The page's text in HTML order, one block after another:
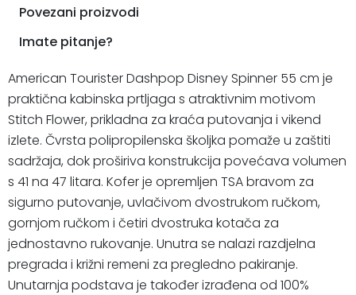
Povezani proizvodi
Imate pitanje?
American Tourister Dashpop Disney Spinner 55 cm je
praktična kabinska prtljaga s atraktivnim motivom
Stitch Flower, prikladna za kraća putovanja i vikend
izlete. Čvrsta polipropilenska školjka pomaže u zaštiti
sadržaja, dok proširiva konstrukcija povećava volumen
s 41 na 47 litara. Kofer je opremljen TSA bravom za
sigurno putovanje, uvlačivom dvostrukom ručkom,
gornjom ručkom i četiri dvostruka kotača za
jednostavno rukovanje. Unutra se nalazi razdjelna
pregrada i križni remeni za pregledno pakiranje.
Unutarnja podstava je također izrađena od 100%